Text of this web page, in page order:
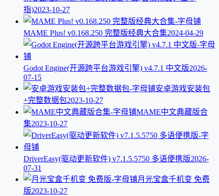
指)2023-10-27
MAME Plus! v0.168.250 完整版经典大合集2024-04-29
Godot Engine(开源跨平台游戏引擎) v4.7.1 中文版2026-
07-15
安卓游戏安装包
+完整数据包2023-10-27
MAME中文典藏版合
集2023-10-27
DriverEasy(驱动更新软件) v7.1.5.5750 多语便携版2026-
07-31
月光宝盒千机变 免费
版2023-10-27